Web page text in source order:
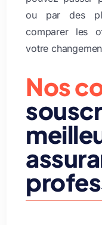
ou par des
comparer les
votre
Nos